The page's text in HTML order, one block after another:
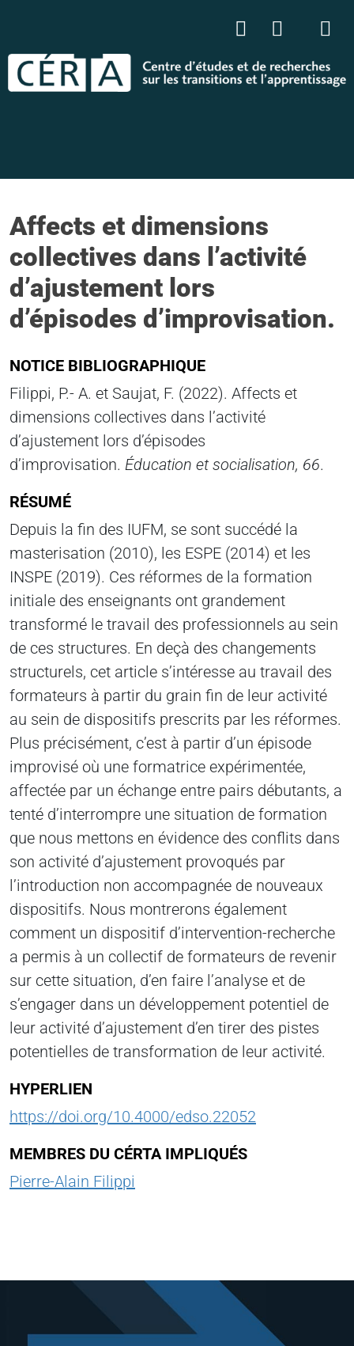
Affects et dimensions
collectives dans l’activité
d’ajustement lors
d’épisodes d’improvisation.
NOTICE BIBLIOGRAPHIQUE
Filippi, P.- A. et Saujat, F. (2022). Affects et
dimensions collectives dans l’activité
d’ajustement lors d’épisodes
d’improvisation. Éducation et socialisation, 66.
RÉSUMÉ
Depuis la fin des IUFM, se sont succédé la
masterisation (2010), les ESPE (2014) et les
INSPE (2019). Ces réformes de la formation
initiale des enseignants ont grandement
transformé le travail des professionnels au sein
de ces structures. En deçà des changements
structurels, cet article s’intéresse au travail des
formateurs à partir du grain fin de leur activité
au sein de dispositifs prescrits par les réformes.
Plus précisément, c’est à partir d’un épisode
improvisé où une formatrice expérimentée,
affectée par un échange entre pairs débutants, a
tenté d’interrompre une situation de formation
que nous mettons en évidence des conflits dans
son activité d’ajustement provoqués par
l’introduction non accompagnée de nouveaux
dispositifs. Nous montrerons également
comment un dispositif d’intervention-recherche
a permis à un collectif de formateurs de revenir
sur cette situation, d’en faire l’analyse et de
s’engager dans un développement potentiel de
leur activité d’ajustement d’en tirer des pistes
potentielles de transformation de leur activité.
HYPERLIEN
https://doi.org/10.4000/edso.22052
MEMBRES DU CÉRTA IMPLIQUÉS
Pierre-Alain Filippi